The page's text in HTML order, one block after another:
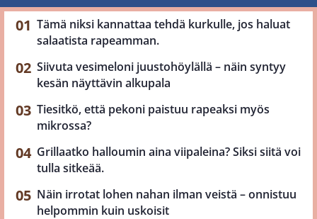
Tämä niksi kannattaa tehdä kurkulle, jos haluat
salaatista rapeamman.
Siivuta vesimeloni juustohöylällä – näin syntyy
kesän näyttävin alkupala
Tiesitkö, että pekoni paistuu rapeaksi myös
mikrossa?
Grillaatko halloumin aina viipaleina? Siksi siitä voi
tulla sitkeää.
Näin irrotat lohen nahan ilman veistä – onnistuu
helpommin kuin uskoisit